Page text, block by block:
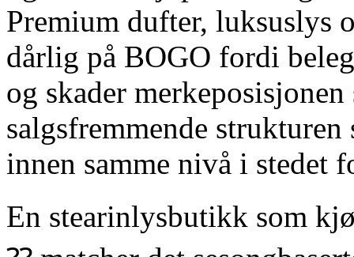
Premium dufter, luksuslys
dårlig på BOGO fordi
og skader
salgsfremmende
innen samme nivå i stedet
En stearinlysbutikk som